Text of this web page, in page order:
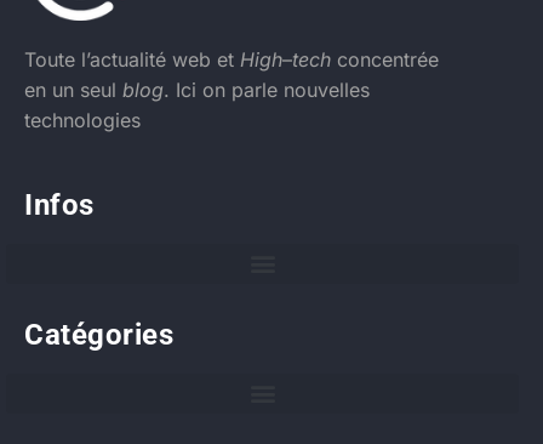
Toute l’actualité web et High–tech concentrée
en un seul blog. Ici on parle nouvelles
technologies
Infos
Catégories